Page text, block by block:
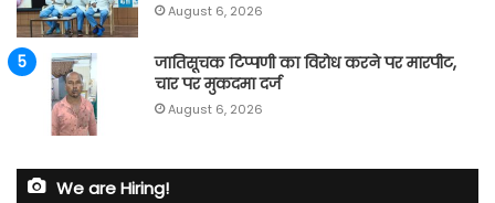
August 6, 2026
जातिसूचक टिप्पणी का विरोध करने पर मारपीट,
चार पर मुकदमा दर्ज
August 6, 2026
We are Hiring!